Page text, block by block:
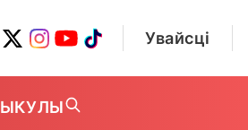
Увайсці